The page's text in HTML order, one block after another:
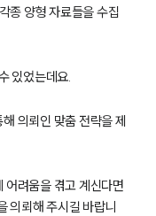
종 양형 자료들을 수집
있었는데요.
의뢰인 맞춤 전략을 제
어려움을 겪고 계신다면
의뢰해 주시길 바랍니